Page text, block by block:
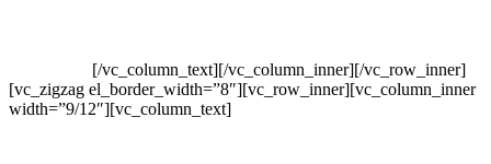
[/vc_column_text][/vc_column_inner][/vc_row_inner]
[vc_zigzag el_border_width=”8″][vc_row_inner][vc_column_inner
width=”9/12″][vc_column_text]